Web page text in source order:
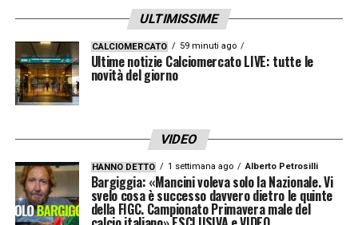
ULTIMISSIME
CALCIOMERCATO 59 minuti ago
Ultime notizie Calciomercato LIVE: tutte le
novità del giorno
VIDEO
HANNO DETTO 1 settimana ago Alberto Petrosilli
Bargiggia: «Mancini voleva solo la Nazionale. Vi
svelo cosa è successo davvero dietro le quinte
della FIGC. Campionato Primavera male del